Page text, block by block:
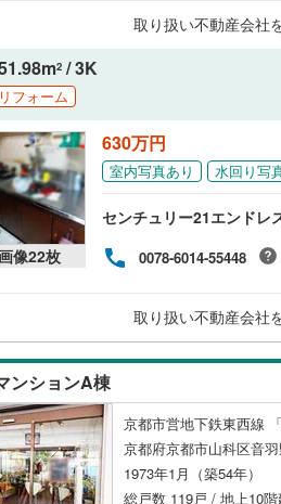
ぎ、有事の際に
るため、より多
取り扱い不動産会社
2 / 3K
リフォーム
像22枚
630万円
室内写真あり 水回り写
センチュリー21エンドレ
0078-6014-55448
取り扱い不動産会社
ンションA棟
京都市営地下鉄東西線
京都府京都市山科区音
1973年1月（築54年）
総戸数 119戸 / 地上10階
キッチン
浴室
バルコニー、庭
収納
（4）
販売、価格、契約、入